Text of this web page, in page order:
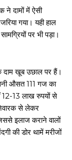
ने दामों में ऐसी
गया। यही हाल
पर भी पड़ा।
दाम खूब उछाल पर हैं।
औसत 111 गज का
12-13 लाख रुपयों से
से लेकर
इलाज कराने वालों
की डोर थामें मरीजों